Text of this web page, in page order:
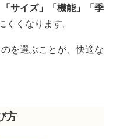
「サイズ」「機能」「季
くくなります。
を選ぶことが、快適な
方